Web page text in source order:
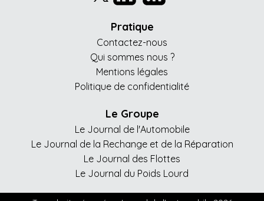
Pratique
Contactez-nous
Qui sommes nous ?
Mentions légales
Politique de confidentialité
Le Groupe
Le Journal de l'Automobile
Le Journal de la Rechange et de la Réparation
Le Journal des Flottes
Le Journal du Poids Lourd